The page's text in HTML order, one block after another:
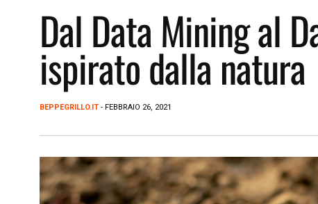
Dal Data Mining al
ispirato dalla natura
BEPPEGRILLO.IT - FEBBRAIO 26, 2021